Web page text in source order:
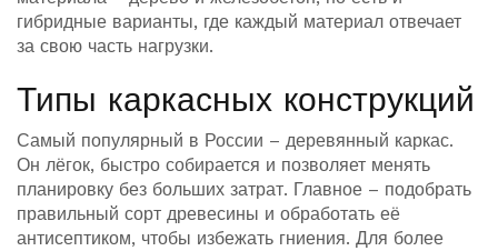
гибридные варианты, где каждый материал отвечает
за свою часть нагрузки.
Типы каркасных конструкций
Самый популярный в России – деревянный каркас.
Он лёгок, быстро собирается и позволяет менять
планировку без больших затрат. Главное – подобрать
правильный сорт древесины и обработать её
антисептиком, чтобы избежать гниения. Для более